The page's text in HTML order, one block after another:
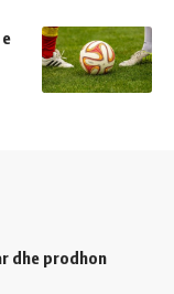
dhe prodhon